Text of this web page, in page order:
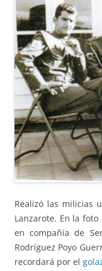
Realizó las milicias
Lanzarote. En la
en compañía de
Rodríguez Poyo
recordará por el